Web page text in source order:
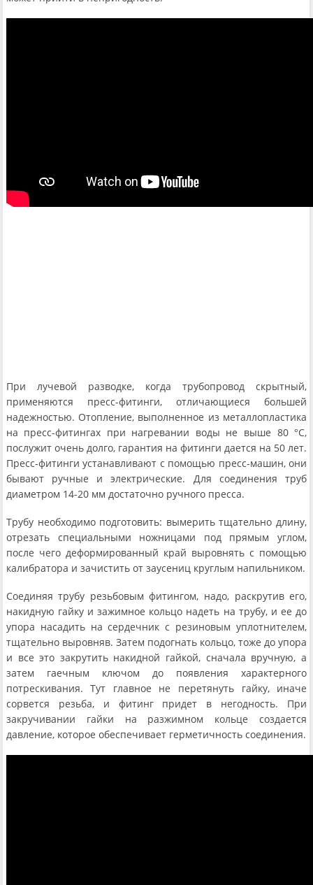
При лучевой разводке, когда трубопровод скрытный,
применяются пресс-фитинги, отличающиеся большей
надежностью. Отопление, выполненное из металлопластика
на пресс-фитингах при нагревании воды не выше 80 °С,
послужит очень долго, гарантия на фитинги дается на 50 лет.
Пресс-фитинги устанавливают с помощью пресс-машин, они
бывают ручные и электрические. Для соединения труб
диаметром 14-20 мм достаточно ручного пресса.
Трубу необходимо подготовить: вымерить тщательно длину,
отрезать специальными ножницами под прямым углом,
после чего деформированный край выровнять с помощью
калибратора и зачистить от заусениц круглым напильником.
Соединяя трубу резьбовым фитингом, надо, раскрутив его,
накидную гайку и зажимное кольцо надеть на трубу, и ее до
упора насадить на сердечник с резиновым уплотнителем,
тщательно выровняв. Затем подогнать кольцо, тоже до упора
и все это закрутить накидной гайкой, сначала вручную, а
затем гаечным ключом до появления характерного
потрескивания. Тут главное не перетянуть гайку, иначе
сорвется резьба, и фитинг придет в негодность. При
закручивании гайки на разжимном кольце создается
давление, которое обеспечивает герметичность соединения.